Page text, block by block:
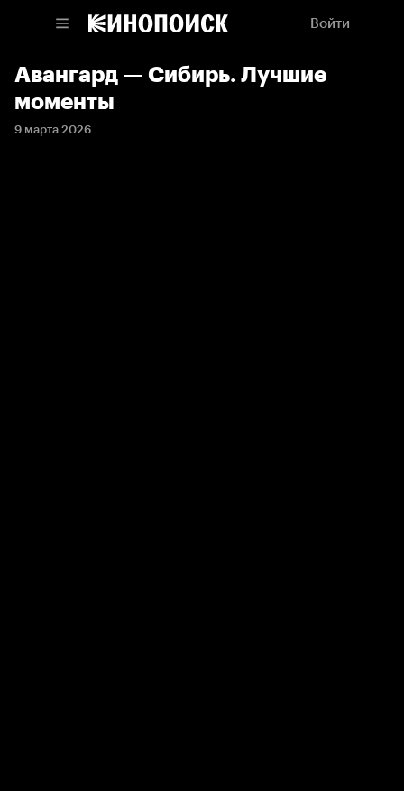
Войти
Авангард — Сибирь. Лучшие
моменты
9 марта 2026